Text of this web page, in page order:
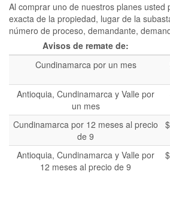
Al comprar uno de nuestros planes usted
exacta de la propiedad, lugar de la
número de proceso, demandante,
Avisos de remate de:
Cundinamarca por un mes
Antioquia, Cundinamarca y Valle por
un mes
Cundinamarca por 12 meses al precio
de 9
Antioquia, Cundinamarca y Valle por
12 meses al precio de 9